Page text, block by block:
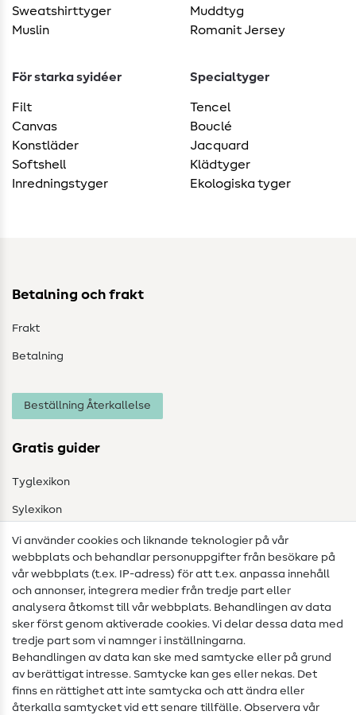
Sweatshirttyger
Muslin
Muddtyg
Romanit Jersey
För starka syidéer
Filt
Canvas
Konstläder
Softshell
Inredningstyger
Specialtyger
Tencel
Bouclé
Jacquard
Klädtyger
Ekologiska tyger
Betalning och frakt
Frakt
Betalning
Beställning Återkallelse
Gratis guider
Tyglexikon
Sylexikon
Sömnadsinstruktioner
Hjälp & kontakt
Kontakt
Information om byte av operatör
FAQ
Ångerrätt
Vi använder cookies och liknande teknologier på vår
webbplats och behandlar personuppgifter från besökare på
vår webbplats (t.ex. IP-adress) för att t.ex. anpassa innehåll
och annonser, integrera medier från tredje part eller
analysera åtkomst till vår webbplats. Behandlingen av data
sker först genom aktiverade cookies. Vi delar dessa data med
tredje part som vi namnger i inställningarna.
Behandlingen av data kan ske med samtycke eller på grund
av berättigat intresse. Samtycke kan ges eller nekas. Det
finns en rättighet att inte samtycka och att ändra eller
återkalla samtycket vid ett senare tillfälle. Observera vår